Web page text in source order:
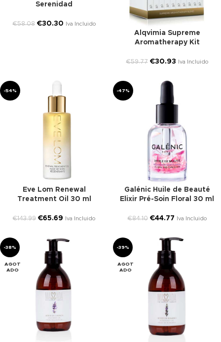
Serenidad
€58.08 €30.30 Iva Incluido
Alqvimia Supreme
Aromatherapy Kit
€59.77 €30.93 Iva Incluido
-54%
Eve Lom Renewal
Treatment Oil 30 ml
€143.99 €65.69 Iva Incluido
-47%
Galénic Huile de Beauté
Elixir Pré-Soin Floral 30 ml
€84.10 €44.77 Iva Incluido
-38%
AGOT
ADO
-39%
AGOT
ADO